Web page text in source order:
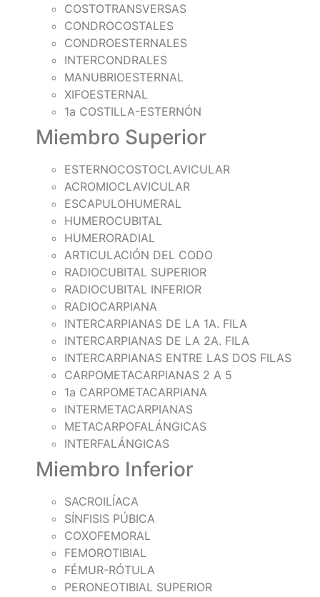
COSTOTRANSVERSAS
CONDROCOSTALES
CONDROESTERNALES
INTERCONDRALES
MANUBRIOESTERNAL
XIFOESTERNAL
1a COSTILLA-ESTERNÓN
Miembro Superior
ESTERNOCOSTOCLAVICULAR
ACROMIOCLAVICULAR
ESCAPULOHUMERAL
HUMEROCUBITAL
HUMERORADIAL
ARTICULACIÓN DEL CODO
RADIOCUBITAL SUPERIOR
RADIOCUBITAL INFERIOR
RADIOCARPIANA
INTERCARPIANAS DE LA 1A. FILA
INTERCARPIANAS DE LA 2A. FILA
INTERCARPIANAS ENTRE LAS DOS FILAS
CARPOMETACARPIANAS 2 A 5
1a CARPOMETACARPIANA
INTERMETACARPIANAS
METACARPOFALÁNGICAS
INTERFALÁNGICAS
Miembro Inferior
SACROILÍACA
SÍNFISIS PÚBICA
COXOFEMORAL
FEMOROTIBIAL
FÉMUR-RÓTULA
PERONEOTIBIAL SUPERIOR